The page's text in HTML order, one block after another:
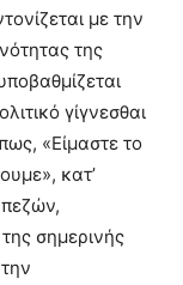
με την
της
γίγνεσθαι
«Είμαστε το
κατ’
σημερινής